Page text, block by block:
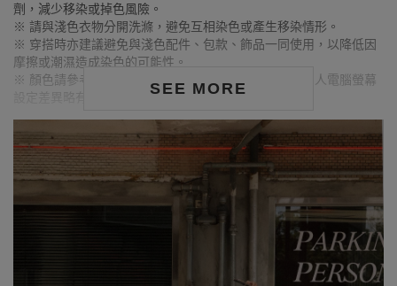
SEE MORE
劑，減少移染或掉色風險。
※ 請與淺色衣物分開洗滌，避免互相染色或產生移染情形。
※ 穿搭時亦建議避免與淺色配件、包款、飾品一同使用，以降低因
摩擦或潮濕造成染色的可能性。
※ 顏色請參考單品圖片較為接近，但因圖檔顏色會因個人電腦螢幕
設定差異略有不同，請以實際商品顏色為準。
MODEL資訊
身高163cm／胸圍Bust：79cm
腰圍Waist：63cm／臀圍hips：85cm
試穿報告：模特兒穿著S號